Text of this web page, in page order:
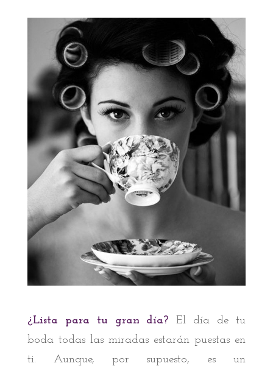
¿Lista para tu gran día? El día de tu
boda todas las miradas estarán puestas en
ti. Aunque, por supuesto, es un